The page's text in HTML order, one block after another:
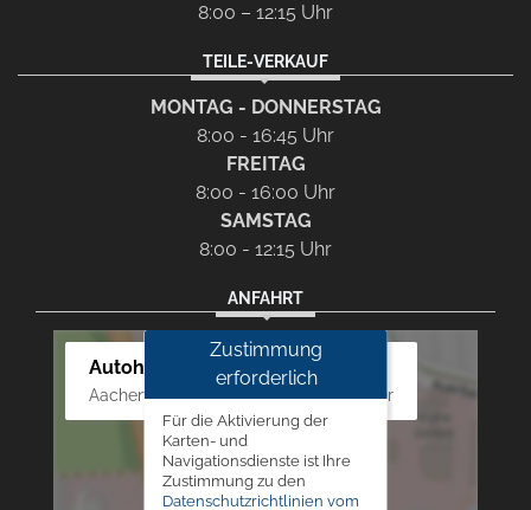
8:00 – 12:15 Uhr
TEILE-VERKAUF
MONTAG - DONNERSTAG
8:00 - 16:45 Uhr
FREITAG
8:00 - 16:00 Uhr
SAMSTAG
8:00 - 12:15 Uhr
ANFAHRT
Autohaus Westphal
Aachener Str. 84 - 88, 52249 Eschweiler
Zustimmung
erforderlich
Für die Aktivierung der
Karten- und
Navigationsdienste ist Ihre
Zustimmung zu den
Datenschutzrichtlinien vom